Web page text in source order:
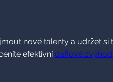
nové talenty a udržet si
efektivnídaňové